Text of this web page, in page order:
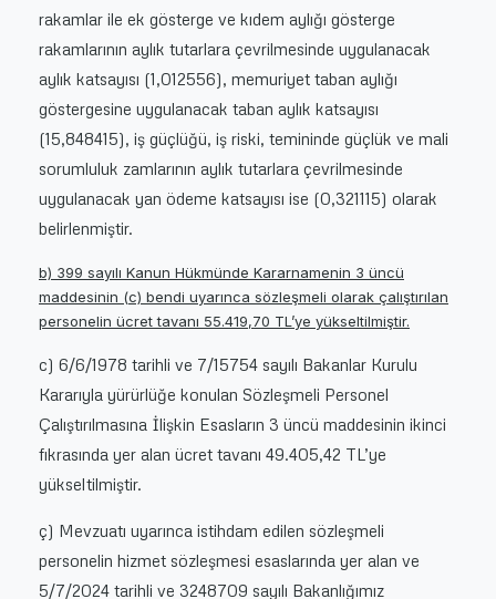
rakamlar ile ek gösterge ve kıdem aylığı gösterge
rakamlarının aylık tutarlara çevrilmesinde uygulanacak
aylık katsayısı (1,012556), memuriyet taban aylığı
göstergesine uygulanacak taban aylık katsayısı
(15,848415), iş güçlüğü, iş riski, temininde güçlük ve mali
sorumluluk zamlarının aylık tutarlara çevrilmesinde
uygulanacak yan ödeme katsayısı ise (0,321115) olarak
belirlenmiştir.
b) 399 sayılı Kanun Hükmünde Kararnamenin 3 üncü
maddesinin (c) bendi uyarınca sözleşmeli olarak çalıştırılan
personelin ücret tavanı 55.419,70 TL’ye yükseltilmiştir.
c) 6/6/1978 tarihli ve 7/15754 sayılı Bakanlar Kurulu
Kararıyla yürürlüğe konulan Sözleşmeli Personel
Çalıştırılmasına İlişkin Esasların 3 üncü maddesinin ikinci
fıkrasında yer alan ücret tavanı 49.405,42 TL’ye
yükseltilmiştir.
ç) Mevzuatı uyarınca istihdam edilen sözleşmeli
personelin hizmet sözleşmesi esaslarında yer alan ve
5/7/2024 tarihli ve 3248709 sayılı Bakanlığımız